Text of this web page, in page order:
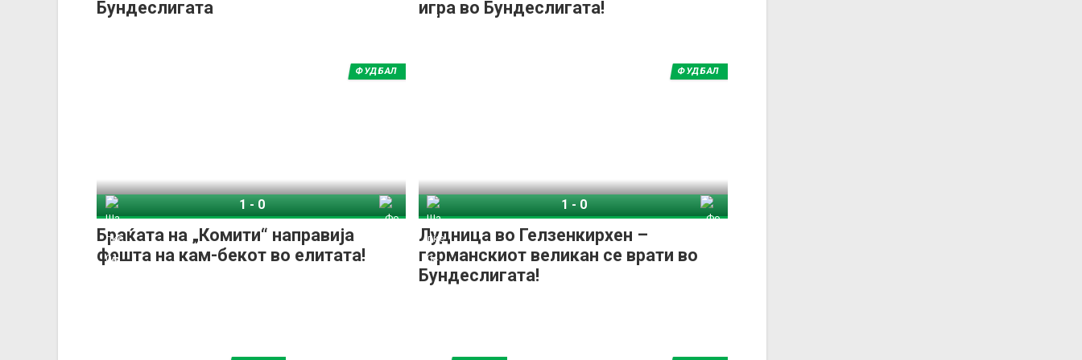
Бундеслигата
игра во Бундеслигата!
Браќата на „Комити“ направија
фешта на кам-бекот во елитата!
ФУДБАЛ
1-0
Лудница во Гелзенкирхен –
германскиот великан се врати во
Бундеслигата!
ФУДБАЛ
1-0